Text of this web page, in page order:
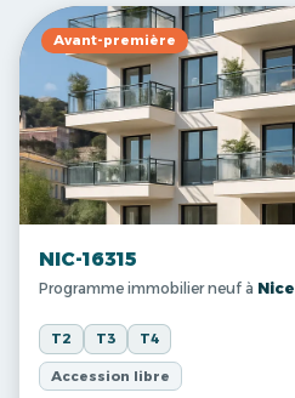
Avant-première
NIC-16315
Programme immobilier neuf à Nice
T2 T3 T4
Accession libre